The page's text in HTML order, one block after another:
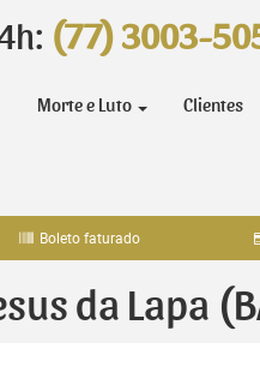
(77) 3003-
Morte e Luto Clientes
Boleto faturado
da Lapa